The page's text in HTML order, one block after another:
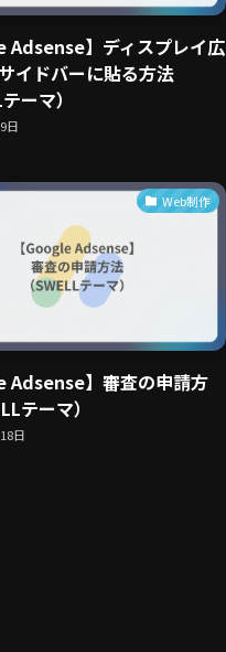
Adsense】ディスプレイ広
イドバーに貼る方法
ーマ）
日
Web制作
Adsense】審査の申請方
テーマ）
日